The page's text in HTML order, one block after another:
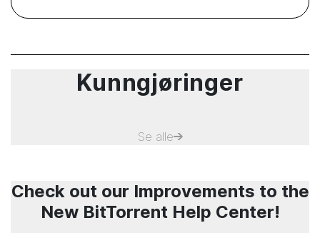
Kunngjøringer
Se alle
Check out our Improvements to the
New BitTorrent Help Center!